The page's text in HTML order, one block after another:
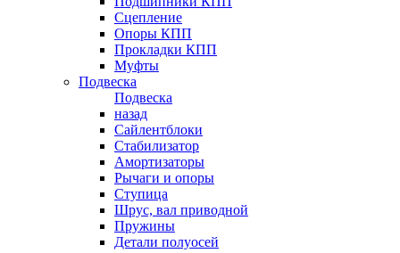
Сцепление
Опоры КПП
Прокладки КПП
Муфты
Подвеска
Подвеска
назад
Сайлентблоки
Стабилизатор
Амортизаторы
Рычаги и опоры
Ступица
Шрус, вал приводной
Пружины
Детали полуосей